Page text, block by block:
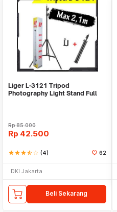
Liger L-3121 Tripod
Photography Light Stand Full
Rp85.000
Rp 42.500
starstarstarstar_halfstar_border (4) 62
DKI Jakarta
Beli Sekarang